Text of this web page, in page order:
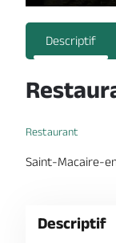
Descriptif
Restaurant
Saint-Macaire-
Descriptif